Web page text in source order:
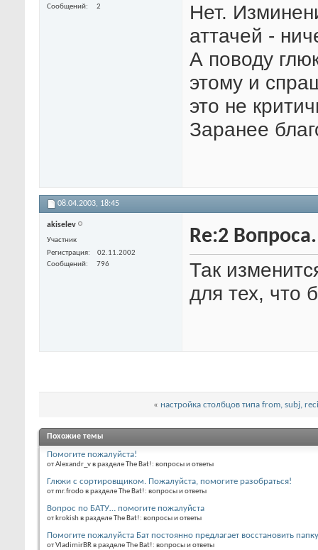
Сообщений
2
Нет.
аттачей -
А поводу
этому и
это не
Заранее
08.04.2003, 18:45
akiselev
Участник
Регистрация
02.11.2002
Сообщений
796
Re:2
Так
для тех, что
« настройка столбцов типа from, subj,
Похожие темы
Помогите пожалуйста!
от Alexandr_v в разделе The Bat!: вопросы и ответы
Глюки с сортировщиком. Пожалуйста, помогите разобраться!
от mr.frodo в разделе The Bat!: вопросы и ответы
Вопрос по БАТУ… помогите пожалуйста
от krokish в разделе The Bat!: вопросы и ответы
Помогите пожалуйста Бат постоянно предлагает восстановить папку
от VladimirBR в разделе The Bat!: вопросы и ответы